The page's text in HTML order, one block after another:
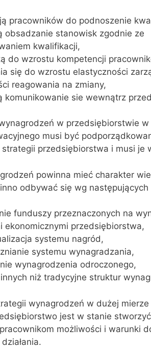
pracowników do podnoszenie
obsadzanie stanowisk zgodnie ze
kwalifikacji,
do wzrostu kompetencji
się do wzrostu elastyczności
reagowania na zmiany,
komunikowanie sie wewnątrz
w przedsiębiorstwie w
musi być
strategii przedsiębiorstwa i musi je
powinna mieć charakter
odbywać się wg następujących
funduszy przeznaczonych na
ekonomicznymi przedsiębiorstwa,
systemu nagród,
systemu wynagradzania,
wynagrodzenia odroczonego,
niż tradycyjne struktur
wynagrodzeń w dużej mierze
jest w stanie
możliwości i warunki